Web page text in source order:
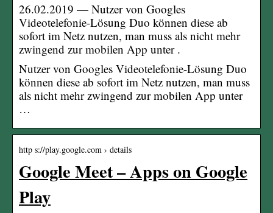
26.02.2019 — Nutzer von Googles
Videotelefonie-Lösung Duo können diese ab
sofort im Netz nutzen, man muss als nicht mehr
zwingend zur mobilen App unter .
Nutzer von Googles Videotelefonie-Lösung Duo
können diese ab sofort im Netz nutzen, man muss
als nicht mehr zwingend zur mobilen App unter
…
http s://play.google.com › details
Google Meet – Apps on Google
Play